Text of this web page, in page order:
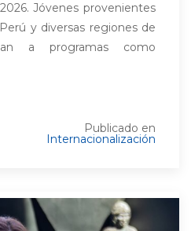
Jóvenes provenientes
y diversas regiones de
a programas como
Publicado en
Internacionalización